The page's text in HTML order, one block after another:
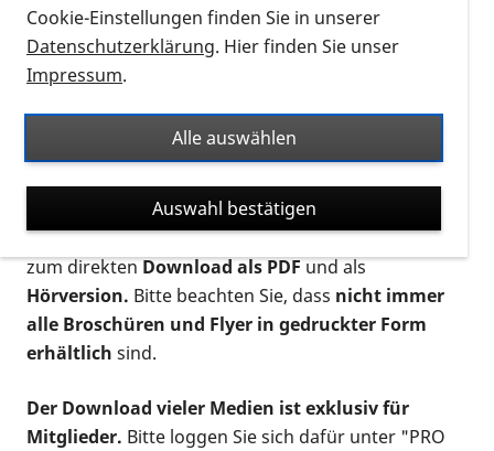
für blinde und sehbehinderte Menschen an.
Auf dieser Seite finden Sie sämtliches Infomaterial
Ort. Nutzen Sie den Formatfilter, um ausschließlich
nach Flyern und Broschüren, Audios oder Videos zu
suchen. Die meisten Flyer und Broschüren werden in
verschiedenen Formaten angeboten: zur
postalischen Bestellung als gedruckte Variante
zum direktenDownload als PDFund als
Hörversion. Bitte beachten Sie, dass nicht immer
alle Broschüren und Flyer in gedruckter Form
erhältlich sind.
Der Download vieler Medien ist exklusiv für
Mitglieder. Bitte loggen Sie sich dafür unter "PRO
Cookie-Einstellungen finden Sie in unserer
Datenschutzerklärung. Hier finden Sie unser
Impressum.
Alle auswählen
Auswahl bestätigen